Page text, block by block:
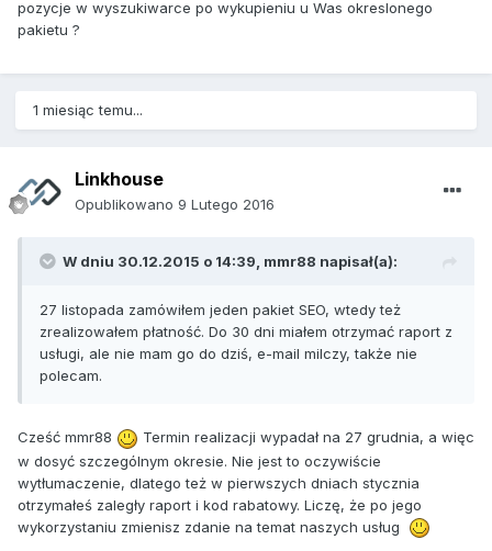
pozycje w wyszukiwarce po wykupieniu u Was okreslonego
pakietu ?
1 miesiąc temu...
Linkhouse
Opublikowano 9 Lutego 2016
W dniu 30.12.2015 o 14:39, mmr88 napisał(a):
27 listopada zamówiłem jeden pakiet SEO, wtedy też
zrealizowałem płatność. Do 30 dni miałem otrzymać raport z
usługi, ale nie mam go do dziś, e-mail milczy, także nie
polecam.
Cześć mmr88
Termin realizacji wypadał na 27 grudnia, a więc
w dosyć szczególnym okresie. Nie jest to oczywiście
wytłumaczenie, dlatego też w pierwszych dniach stycznia
otrzymałeś zaległy raport i kod rabatowy. Liczę, że po jego
wykorzystaniu zmienisz zdanie na temat naszych usług